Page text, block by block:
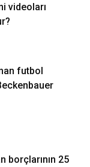
videoları
futbol
borçlarının 25